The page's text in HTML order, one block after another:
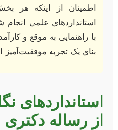
اطمینان از اینکه هر
استانداردهای علمی
با راهنمایی به موقع و
بنای یک تجربه
استانداردهای
از رساله دکتری